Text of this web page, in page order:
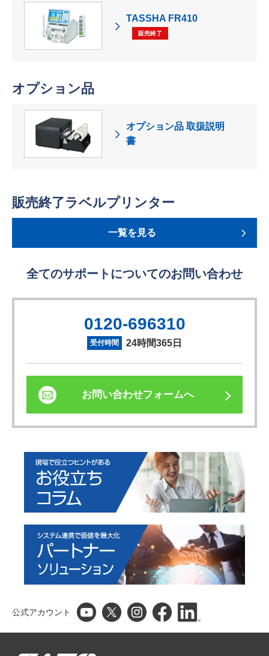
TASSHA FR410
販売終了
オプション品
オプション品 取扱説明
書
販売終了ラベルプリンター
一覧を見る
全てのサポートについてのお問い合わせ
0120-696310
受付時間 24時間365日
お問い合わせフォームへ
公式アカウント